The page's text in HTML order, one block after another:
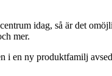
idag, så är det
mer.
i en ny produktfamilj